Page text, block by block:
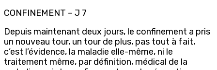
CONFINEMENT – J 7
Depuis maintenant deux jours, le confinement a pris
un nouveau tour, un tour de plus, pas tout à fait,
c’est l’évidence, la maladie elle-même, ni le
traitement même, par définition, médical de la